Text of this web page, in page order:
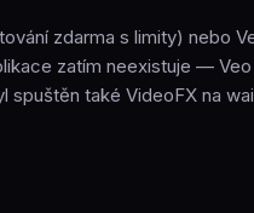
zdarma s limity) nebo
zatím neexistuje — Veo
také VideoFX na